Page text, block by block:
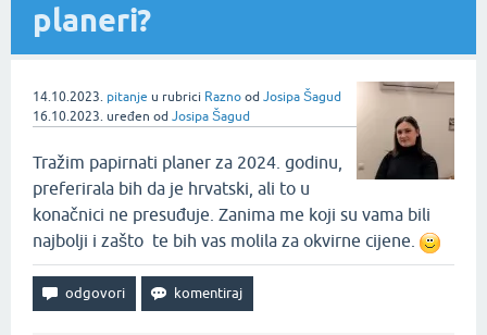
planeri?
14.10.2023. pitanje u rubrici Razno od Josipa Šagud
16.10.2023. uređen od Josipa Šagud
Tražim papirnati planer za 2024. godinu,
preferirala bih da je hrvatski, ali to u
konačnici ne presuđuje. Zanima me koji su vama bili
najbolji i zašto te bih vas molila za okvirne cijene.